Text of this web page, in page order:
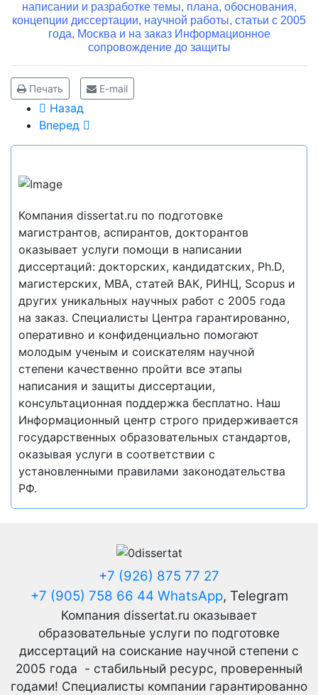
написании и разработке темы, плана, обоснования,
концепции диссертации, научной работы, статьи с 2005
года, Москва и на заказ Информационное
сопровождение до защиты
Печать E-mail
Назад
Вперед
Компания dissertat.ru по подготовке
магистрантов, аспирантов, докторантов
оказывает услуги помощи в написании
диссертаций: докторских, кандидатских, Ph.D,
магистерских, MBA, статей ВАК, РИНЦ, Scopus и
других уникальных научных работ с 2005 года
на заказ. Специалисты Центра гарантированно,
оперативно и конфиденциально помогают
молодым ученым и соискателям научной
степени качественно пройти все этапы
написания и защиты диссертации,
консультационная поддержка бесплатно. Наш
Информационный центр строго придерживается
государственных образовательных стандартов,
оказывая услуги в соответствии с
установленными правилами законодательства
РФ.
+7 (926) 875 77 27
+7 (905) 758 66 44 WhatsApp, Telegram
Компания dissertat.ru оказывает
образовательные услуги по подготовке
диссертаций на соискание научной степени с
2005 года - стабильный ресурс, проверенный
годами! Специалисты компании гарантированно